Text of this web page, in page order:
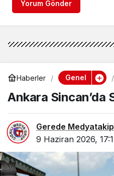
Yorum Gönder
Haberler Genel
Ankara Sincan’da
Gerede Medyatakip
9 Haziran 2026,